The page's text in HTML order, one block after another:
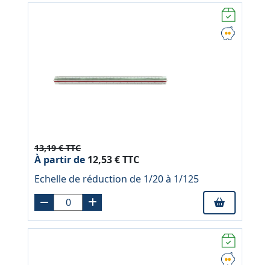
13,19 € TTC
À partir de 12,53 € TTC
Echelle de réduction de 1/20 à 1/125